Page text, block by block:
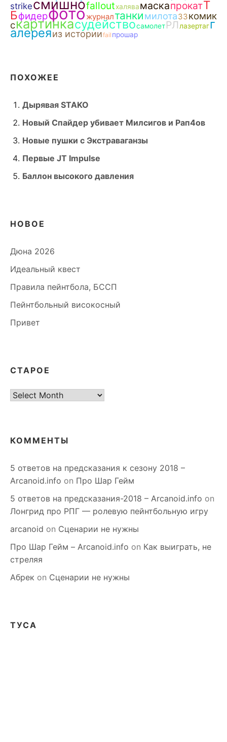
strikeсмишноfalloutхалявамаскапрокатТ
Бфидерфото журналтанкимилотаЗЗкомик
скартинкасудействосамолетРЛ лазертагг
алереяиз историиfail прошар
ПОХОЖЕЕ
Дырявая STAKO
Новый Спайдер убивает Милсигов и Рап4ов
Новые пушки с Экстраваганзы
Первые JT Impulse
Баллон высокого давления
НОВОЕ
Дюна 2026
Идеальный квест
Правила пейнтбола, БССП
Пейнтбольный високосный
Привет
СТАРОЕ
старое
КОММЕНТЫ
5 ответов на предсказания к сезону 2018 –
Arcanoid.info on Про Шар Гейм
5 ответов на предсказания-2018 – Arcanoid.info on
Лонгрид про РПГ — ролевую пейнтбольную игру
arcanoid on Сценарии не нужны
Про Шар Гейм – Arcanoid.info on Как выиграть, не
стреляя
Абрек on Сценарии не нужны
ТУСА